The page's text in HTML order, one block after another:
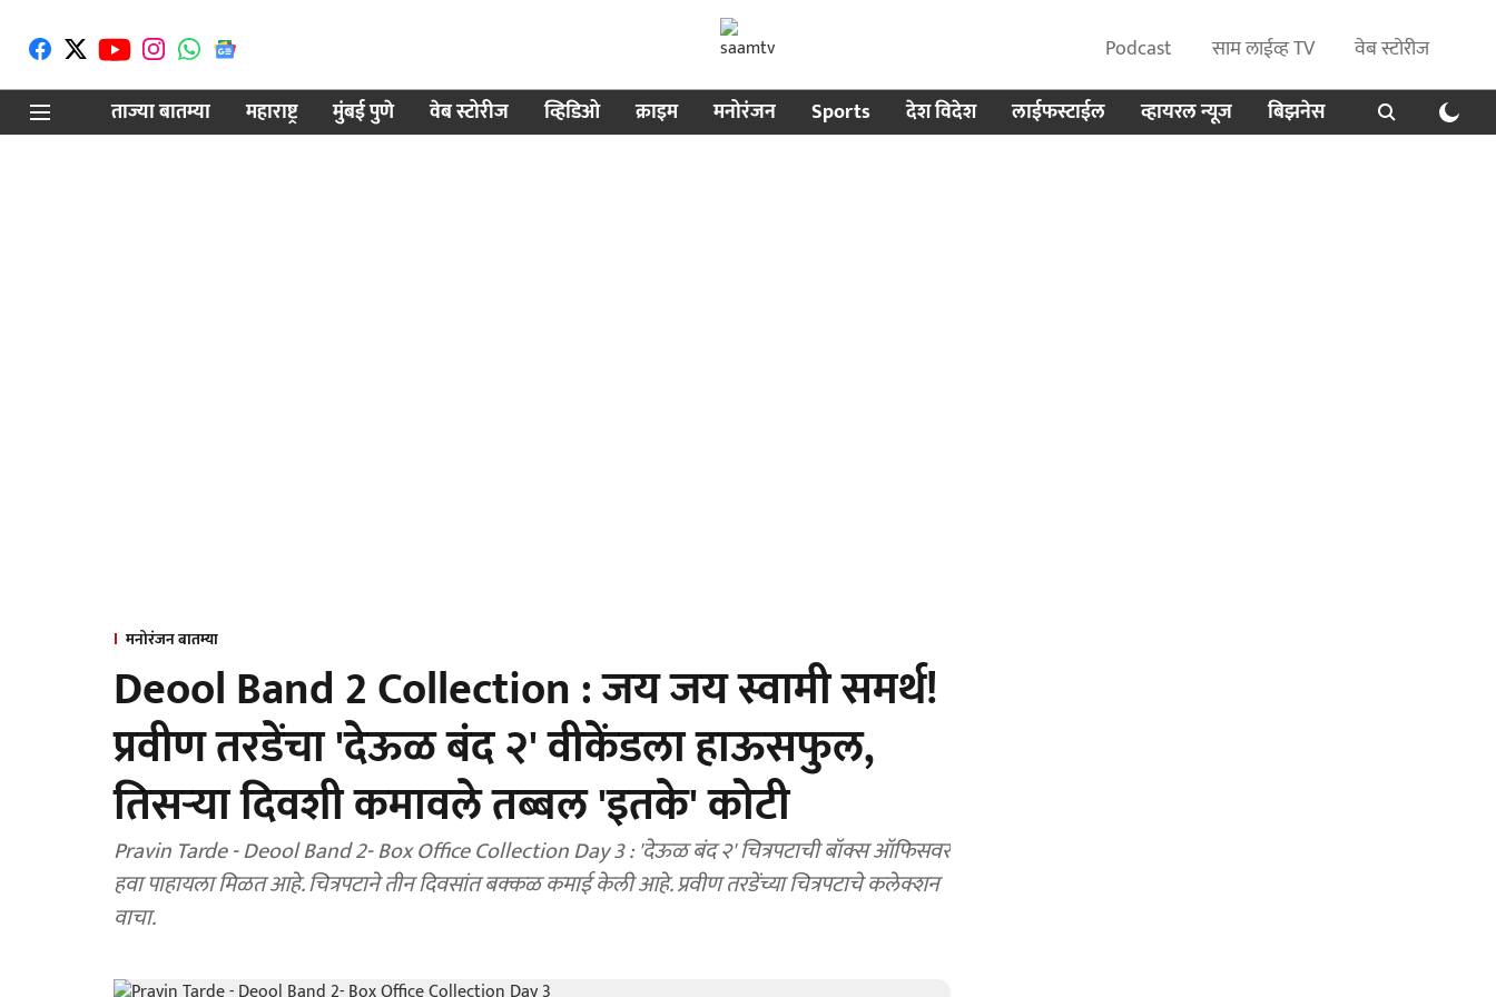
Podcast साम लाईव्ह TV
वेब स्टोरीज
ताज्या बातम्या
महाराष्ट्र मुंबई पुणे वेब स्टोरीज व्हिडिओ क्राइम मनोरंजन Sports देश विदेश लाईफस्टाईल व्हायरल न्यूज बिझनेस
मनोरंजन बातम्या
Deool Band 2 Collection : जय जय स्वामी समर्थ!
प्रवीण तरडेंचा 'देऊळ बंद २' वीकेंडला हाऊसफुल,
तिसऱ्या दिवशी कमावले तब्बल 'इतके' कोटी
Pravin Tarde - Deool Band 2- Box Office Collection Day 3 : 'देऊळ बंद २' चित्रपटाची बॉक्स ऑफिसवर
हवा पाहायला मिळत आहे. चित्रपटाने तीन दिवसांत बक्कळ कमाई केली आहे. प्रवीण तरडेंच्या चित्रपटाचे कलेक्शन
वाचा.